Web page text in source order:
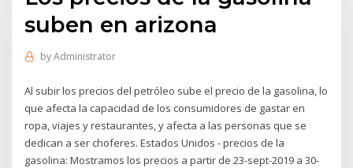
suben en arizona
byAdministrator
Al subir los precios del petróleo sube el precio de la gasolina, lo
que afecta la capacidad de los consumidores de gastar en
ropa, viajes y restaurantes, y afecta a las personas que se
dedican a ser choferes. Estados Unidos - precios de la
gasolina: Mostramos los precios a partir de 23-sept-2019 a 30-